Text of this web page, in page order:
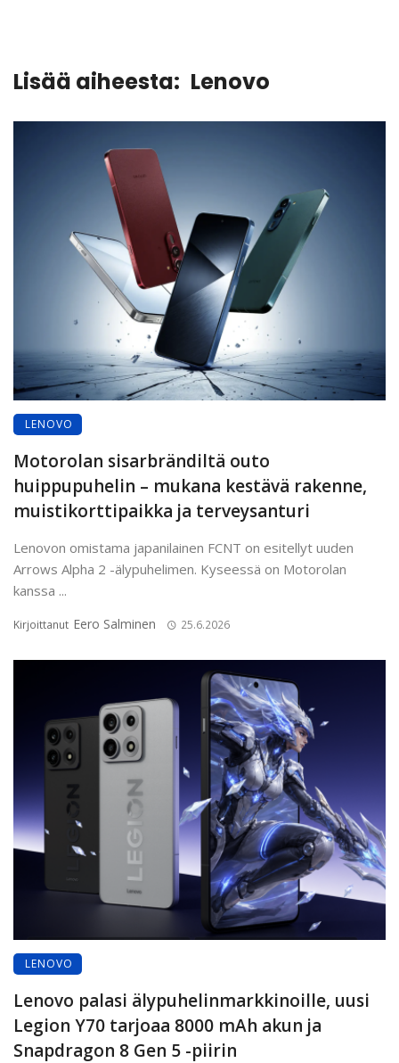
Lisää aiheesta: Lenovo
LENOVO
Motorolan sisarbrändiltä outo
huippupuhelin – mukana kestävä rakenne,
muistikorttipaikka ja terveysanturi
Lenovon omistama japanilainen FCNT on esitellyt uuden
Arrows Alpha 2 -älypuhelimen. Kyseessä on Motorolan
kanssa ...
Kirjoittanut Eero Salminen 25.6.2026
LENOVO
Lenovo palasi älypuhelinmarkkinoille, uusi
Legion Y70 tarjoaa 8000 mAh akun ja
Snapdragon 8 Gen 5 -piirin